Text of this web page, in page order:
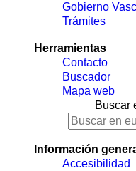
Gobierno
Trámites
Herramientas
Contacto
Buscador
Mapa web
Buscar
Información
Accesibilidad